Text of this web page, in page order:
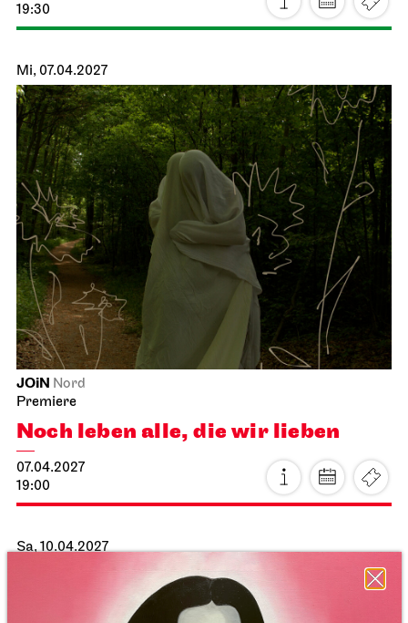
19:30
Mi, 07.04.2027
JOiN Nord
Premiere
Noch leben alle, die wir lieben
07.04.2027
19:00
Sa, 10.04.2027